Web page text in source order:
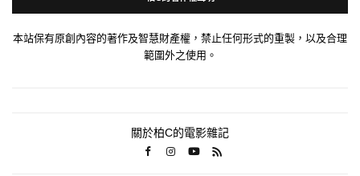
本站保有原創內容的著作及智慧財產權，禁止任何形式的重製，以及合理
範圍外之使用。
關於柏C的電影雜記